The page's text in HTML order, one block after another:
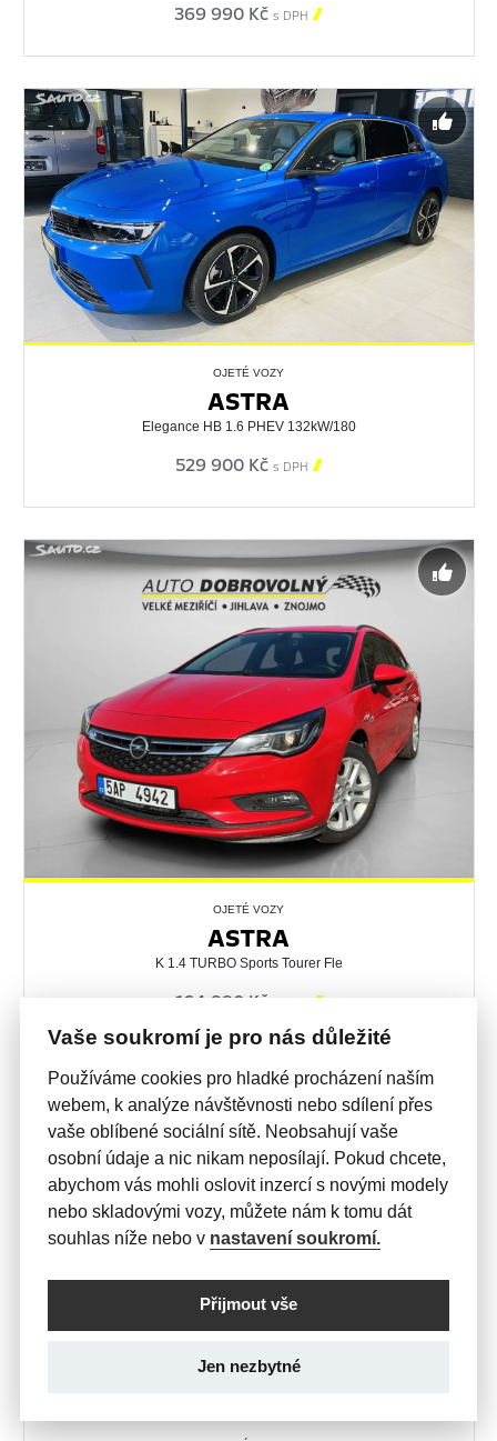
369 990 Kč s DPH 
OJETÉ VOZY
ASTRA
Elegance HB 1.6 PHEV 132kW/180
529 900 Kč s DPH 
OJETÉ VOZY
ASTRA
K 1.4 TURBO Sports Tourer Fle
164 990 Kč 
Vaše soukromí je pro nás důležité
Používáme cookies pro hladké procházení naším
webem, k analýze návštěvnosti nebo sdílení přes
vaše oblíbené sociální sítě. Neobsahují vaše
osobní údaje a nic nikam neposílají. Pokud chcete,
abychom vás mohli oslovit inzercí s novými modely
nebo skladovými vozy, můžete nám k tomu dát
souhlas níže nebo v nastavení soukromí.
Přijmout vše
Jen nezbytné